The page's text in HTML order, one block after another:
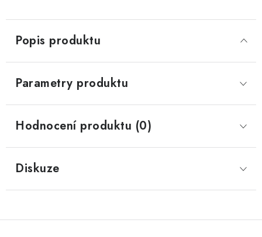
Popis produktu
Parametry produktu
Hodnocení produktu (0)
Diskuze